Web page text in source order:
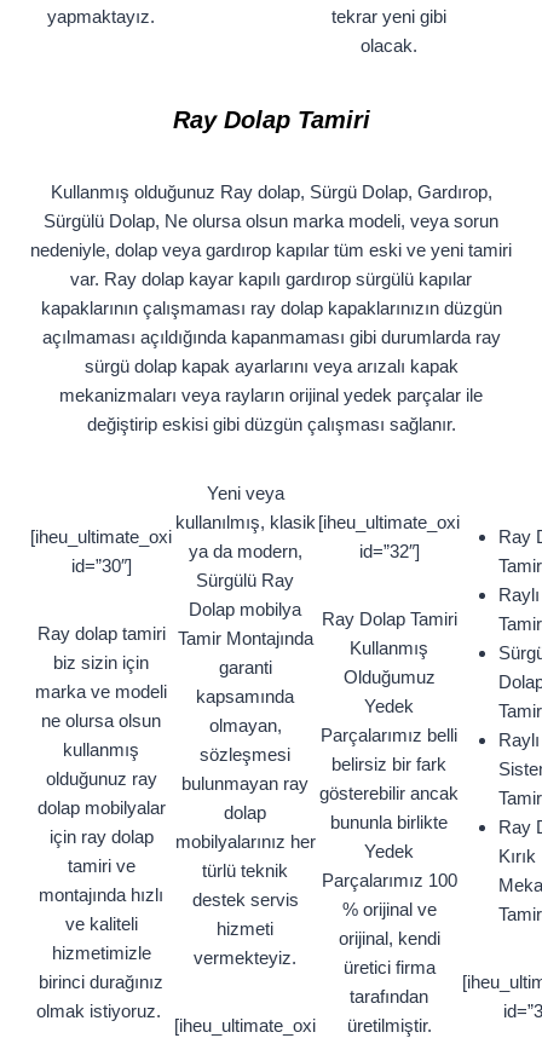
yapmaktayız.
tekrar yeni gibi
olacak.
Ray Dolap Tamiri
Kullanmış olduğunuz Ray dolap, Sürgü Dolap, Gardırop,
Sürgülü Dolap, Ne olursa olsun marka modeli, veya sorun
nedeniyle, dolap veya gardırop kapılar tüm eski ve yeni tamiri
var. Ray dolap kayar kapılı gardırop sürgülü kapılar
kapaklarının çalışmaması ray dolap kapaklarınızın düzgün
açılmaması açıldığında kapanmaması gibi durumlarda ray
sürgü dolap kapak ayarlarını veya arızalı kapak
mekanizmaları veya rayların orijinal yedek parçalar ile
değiştirip eskisi gibi düzgün çalışması sağlanır.
[iheu_ultimate_oxi
id=”30″]
Ray dolap tamiri
biz sizin için
marka ve modeli
ne olursa olsun
kullanmış
olduğunuz ray
dolap mobilyalar
için ray dolap
tamiri ve
montajında hızlı
ve kaliteli
hizmetimizle
birinci durağınız
olmak istiyoruz.
Yeni veya
kullanılmış, klasik
ya da modern,
Sürgülü Ray
Dolap mobilya
Tamir Montajında
garanti
kapsamında
olmayan,
sözleşmesi
bulunmayan ray
dolap
mobilyalarınız her
türlü teknik
destek servis
hizmeti
vermekteyiz.
[iheu_ultimate_oxi
[iheu_ultimate_oxi
id=”32″]
Ray Dolap Tamiri
Kullanmış
Olduğumuz
Yedek
Parçalarımız belli
belirsiz bir fark
gösterebilir ancak
bununla birlikte
Yedek
Parçalarımız 100
% orijinal ve
orijinal, kendi
üretici firma
tarafından
üretilmiştir.
Ray
Ray
Kırık